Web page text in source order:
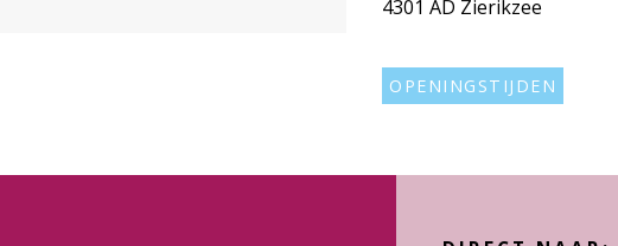
4301 AD Zierikzee
OPENINGSTIJDEN